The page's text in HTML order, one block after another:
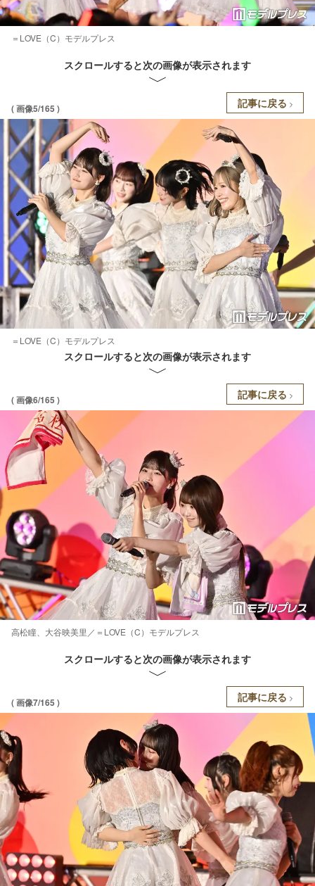
＝LOVE（C）モデルプレス
スクロールすると次の画像が表示されます
( 画像5/165 ) 記事に戻る
＝LOVE（C）モデルプレス
スクロールすると次の画像が表示されます
( 画像6/165 ) 記事に戻る
高松瞳、大谷映美里／＝LOVE（C）モデルプレス
スクロールすると次の画像が表示されます
( 画像7/165 ) 記事に戻る